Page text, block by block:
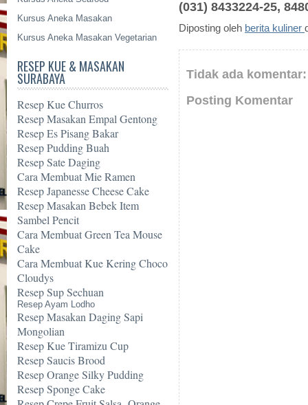
Kursus Aneka Masakan
Kursus Aneka Masakan Vegetarian
RESEP KUE & MASAKAN
SURABAYA
Resep Kue Churros
Resep Masakan Empal Gentong
Resep Es Pisang Bakar
Resep Pudding Buah
Resep Sate Daging
Cara Membuat Mie Ramen
Resep Japanesse Cheese Cake
Resep Masakan Bebek Item
Sambel Pencit
Cara Membuat Green Tea Mouse
Cake
Cara Membuat Kue Kering Choco
Cloudys
Resep Sup Sechuan
Resep Ayam Lodho
Resep Masakan Daging Sapi
Mongolian
Resep Kue Tiramizu Cup
Resep Saucis Brood
Resep Orange Silky Pudding
Resep Sponge Cake
(031) 8433224-25,
Diposting oleh berita kuliner
Tidak ada komentar:
Posting Komentar